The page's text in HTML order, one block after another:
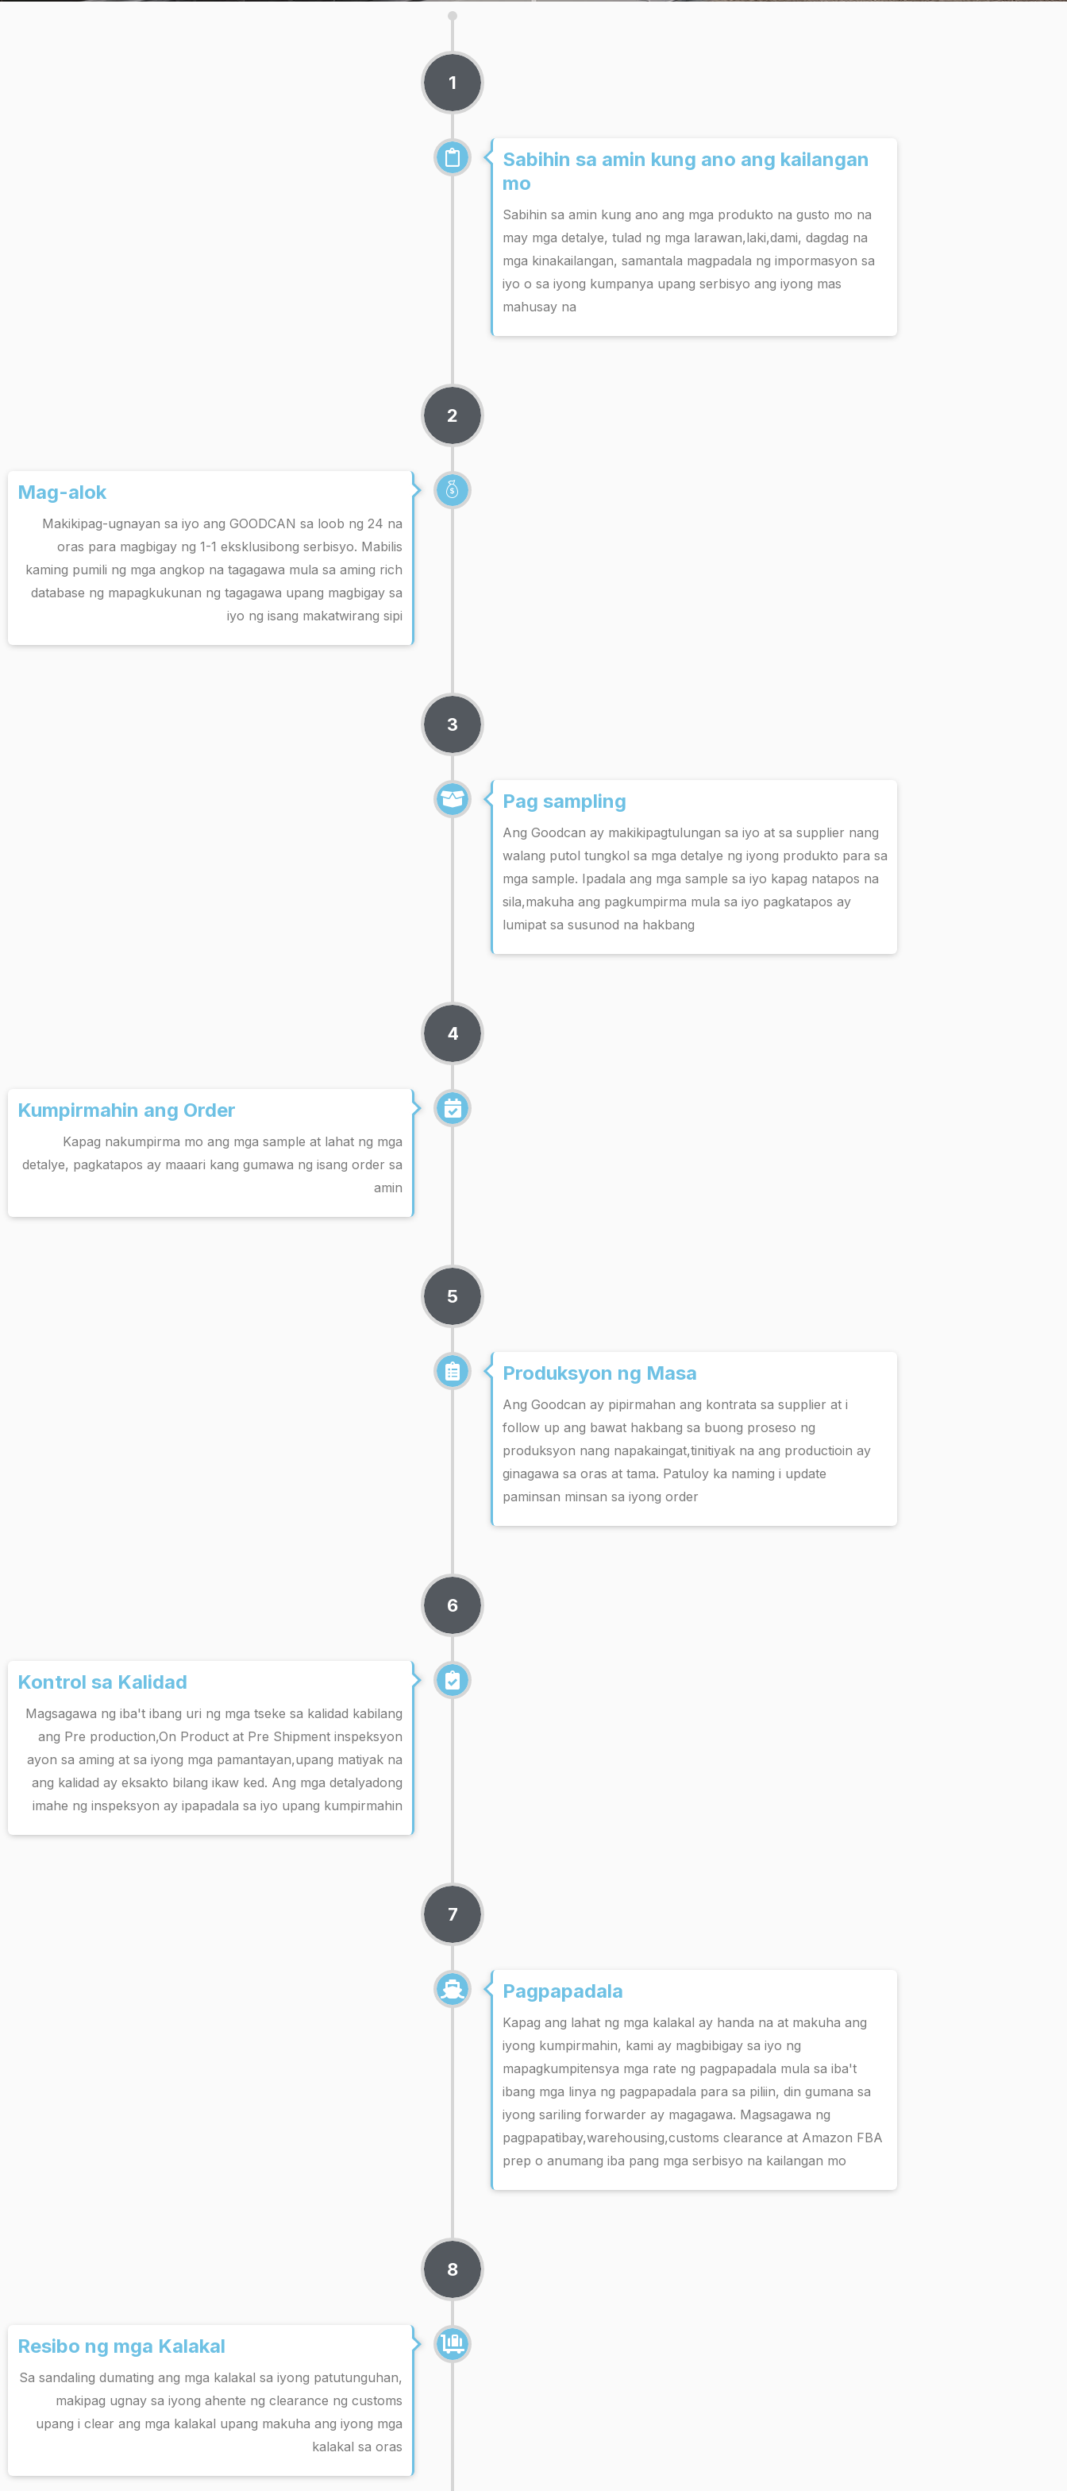
1
Sabihin sa amin kung ano ang kailangan
mo
Sabihin sa amin kung ano ang mga produkto na gusto mo na
may mga detalye, tulad ng mga larawan,laki,dami, dagdag na
mga kinakailangan, samantala magpadala ng impormasyon sa
iyo o sa iyong kumpanya upang serbisyo ang iyong mas
mahusay na
2
Mag-alok
Makikipag-ugnayan sa iyo ang GOODCAN sa loob ng 24 na
oras para magbigay ng 1-1 eksklusibong serbisyo. Mabilis
kaming pumili ng mga angkop na tagagawa mula sa aming rich
database ng mapagkukunan ng tagagawa upang magbigay sa
iyo ng isang makatwirang sipi
3
Pag sampling
Ang Goodcan ay makikipagtulungan sa iyo at sa supplier nang
walang putol tungkol sa mga detalye ng iyong produkto para sa
mga sample. Ipadala ang mga sample sa iyo kapag natapos na
sila,makuha ang pagkumpirma mula sa iyo pagkatapos ay
lumipat sa susunod na hakbang
4
Kumpirmahin ang Order
Kapag nakumpirma mo ang mga sample at lahat ng mga
detalye, pagkatapos ay maaari kang gumawa ng isang order sa
amin
5
Produksyon ng Masa
Ang Goodcan ay pipirmahan ang kontrata sa supplier at i
follow up ang bawat hakbang sa buong proseso ng
produksyon nang napakaingat,tinitiyak na ang productioin ay
ginagawa sa oras at tama. Patuloy ka naming i update
paminsan minsan sa iyong order
6
Kontrol sa Kalidad
Magsagawa ng iba't ibang uri ng mga tseke sa kalidad kabilang
ang Pre production,On Product at Pre Shipment inspeksyon
ayon sa aming at sa iyong mga pamantayan,upang matiyak na
ang kalidad ay eksakto bilang ikaw ked. Ang mga detalyadong
imahe ng inspeksyon ay ipapadala sa iyo upang kumpirmahin
7
Pagpapadala
Kapag ang lahat ng mga kalakal ay handa na at makuha ang
iyong kumpirmahin, kami ay magbibigay sa iyo ng
mapagkumpitensya mga rate ng pagpapadala mula sa iba't
ibang mga linya ng pagpapadala para sa piliin, din gumana sa
iyong sariling forwarder ay magagawa. Magsagawa ng
pagpapatibay,warehousing,customs clearance at Amazon FBA
prep o anumang iba pang mga serbisyo na kailangan mo
8
Resibo ng mga Kalakal
Sa sandaling dumating ang mga kalakal sa iyong patutunguhan,
makipag ugnay sa iyong ahente ng clearance ng customs
upang i clear ang mga kalakal upang makuha ang iyong mga
kalakal sa oras